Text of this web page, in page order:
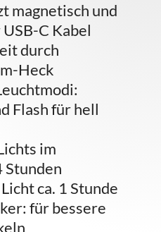
magnetisch und
C Kabel
durch
Heck
Flash für hell
im
Stunden
ca. 1 Stunde
für bessere